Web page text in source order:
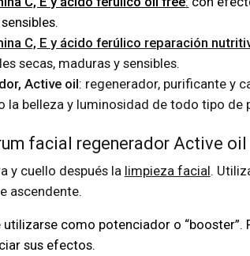
C, E y ácido ferúlico reparación
secas, maduras y sensibles.
Active oil: regenerador, purificante y
la belleza y luminosidad de todo tipo de
facial regenerador Active oil
y cuello después la limpieza facial.
ascendente.
como potenciador o “booster”.
sus efectos.